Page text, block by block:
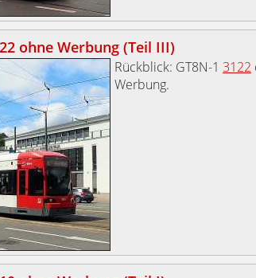
ohne Werbung (Teil III)
Rückblick: GT8N-1 3122
Werbung.